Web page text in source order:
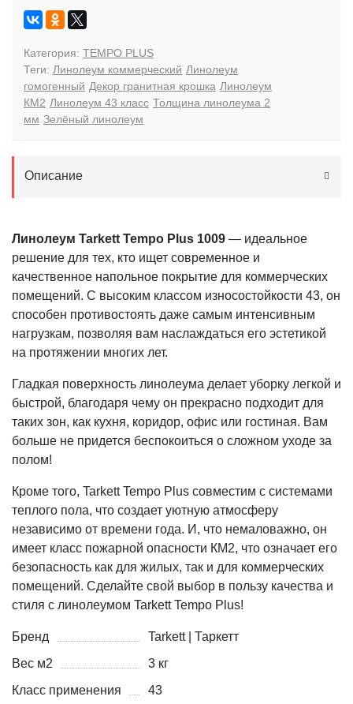
Категория: TEMPO PLUS
Теги: Линолеум коммерческий Линолеум
гомогенный Декор гранитная крошка Линолеум
КМ2 Линолеум 43 класс Толщина линолеума 2
мм Зелёный линолеум
Описание
Линолеум Tarkett Tempo Plus 1009 — идеальное
решение для тех, кто ищет современное и
качественное напольное покрытие для коммерческих
помещений. С высоким классом износостойкости 43, он
способен противостоять даже самым интенсивным
нагрузкам, позволяя вам наслаждаться его эстетикой
на протяжении многих лет.
Гладкая поверхность линолеума делает уборку легкой и
быстрой, благодаря чему он прекрасно подходит для
таких зон, как кухня, коридор, офис или гостиная. Вам
больше не придется беспокоиться о сложном уходе за
полом!
Кроме того, Tarkett Tempo Plus совместим с системами
теплого пола, что создает уютную атмосферу
независимо от времени года. И, что немаловажно, он
имеет класс пожарной опасности КМ2, что означает его
безопасность как для жилых, так и для коммерческих
помещений. Сделайте свой выбор в пользу качества и
стиля с линолеумом Tarkett Tempo Plus!
Бренд
Tarkett | Таркетт
Вес м2
3 кг
Класс применения
43